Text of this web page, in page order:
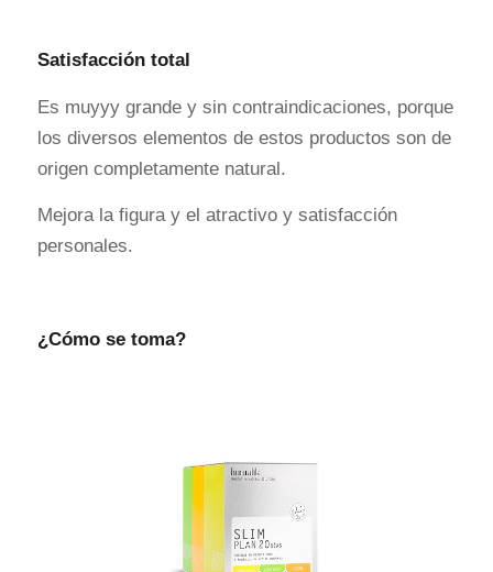
Satisfacción total
Es muyyy grande y sin contraindicaciones, porque
los diversos elementos de estos productos son de
origen completamente natural.
Mejora la figura y el atractivo y satisfacción
personales.
¿Cómo se toma?